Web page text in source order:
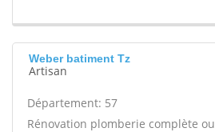
Weber batiment Tz
Artisan
Département: 57
Rénovation plomberie complète